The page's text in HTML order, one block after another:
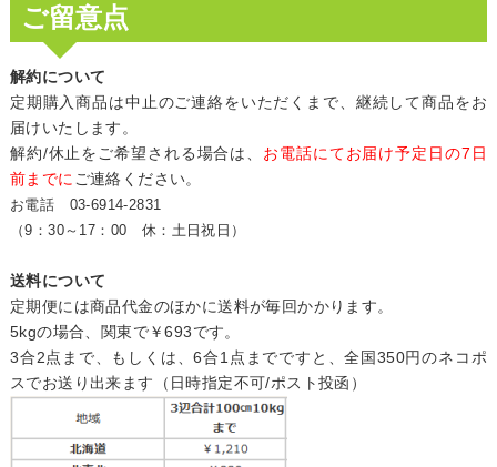
ご留意点
解約について
定期購入商品は中止のご連絡をいただくまで、継続して商品をお
届けいたします。
解約/休止をご希望される場合は、 お電話にてお届け予定日の7日
前までにご連絡ください。
お電話 03-6914-2831
（9：30～17：00 休：土日祝日）
送料について
定期便には商品代金のほかに送料が毎回かかります。
5kgの場合、関東で￥693です。
3合2点まで、もしくは、6合1点までですと、全国350円のネコポ
スでお送り出来ます（日時指定不可/ポスト投函）